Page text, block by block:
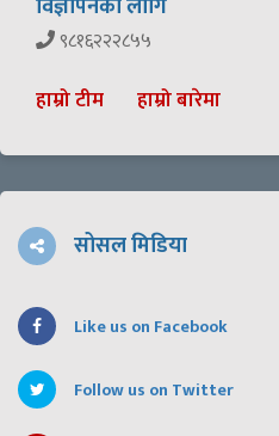
विज्ञापनका लागि
९८१६२२२८५५
हाम्रो टीम हाम्रो बारेमा
सोसल मिडिया
Like us on Facebook
Follow us on Twitter